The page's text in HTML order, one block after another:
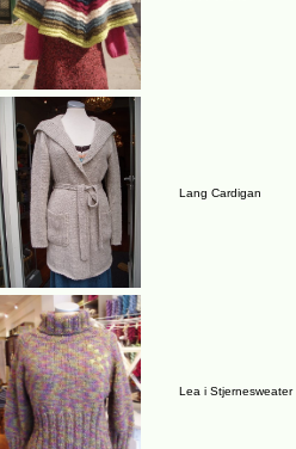
Lang Cardigan
Lea i Stjernesweater